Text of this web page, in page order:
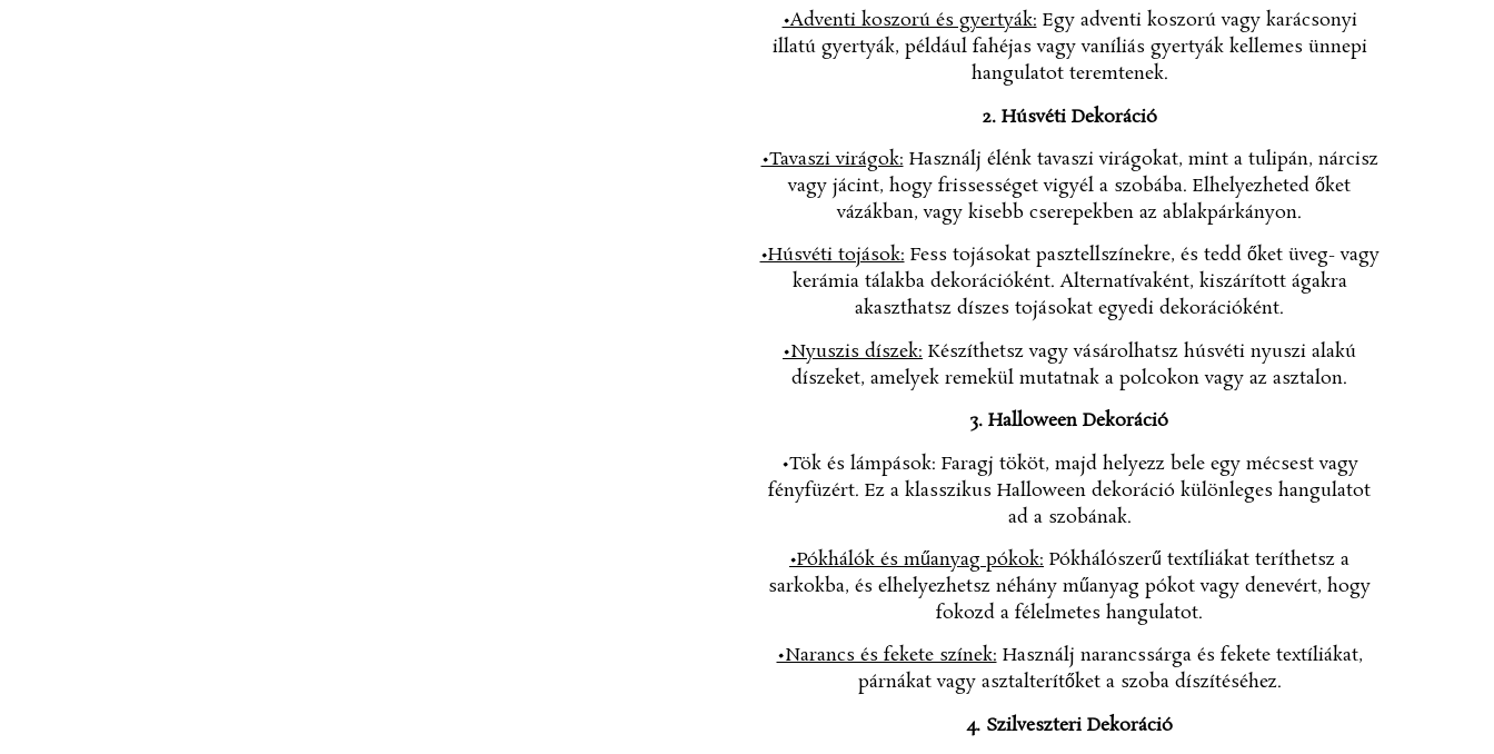
•Adventi koszorú és gyertyák:Egy adventi koszorú vagy karácsonyi
illatú gyertyák, például fahéjas vagy vaníliás gyertyák kellemes ünnepi
hangulatot teremtenek.
2. Húsvéti Dekoráció
•Tavaszi virágok:Használj élénk tavaszi virágokat, mint a tulipán, nárcisz
vagy jácint, hogy frissességet vigyél a szobába. Elhelyezheted őket
vázákban, vagy kisebb cserepekben az ablakpárkányon.
•Húsvéti tojások:Fess tojásokat pasztellszínekre, és tedd őket üveg- vagy
kerámia tálakba dekorációként. Alternatívaként, kiszárított ágakra
akaszthatsz díszes tojásokat egyedi dekorációként.
•Nyuszis díszek: Készíthetsz vagy vásárolhatsz húsvéti nyuszi alakú
díszeket, amelyek remekül mutatnak a polcokon vagy az asztalon.
3. Halloween Dekoráció
•Tök és lámpások: Faragj tököt, majd helyezz bele egy mécsest vagy
fényfüzért. Ez a klasszikus Halloween dekoráció különleges hangulatot
ad a szobának.
•Pókhálók és műanyag pókok: Pókhálószerű textíliákat teríthetsz a
sarkokba, és elhelyezhetsz néhány műanyag pókot vagy denevért, hogy
fokozd a félelmetes hangulatot.
•Narancs és fekete színek:Használj narancssárga és fekete textíliákat,
párnákat vagy asztalterítőket a szoba díszítéséhez.
4. Szilveszteri Dekoráció